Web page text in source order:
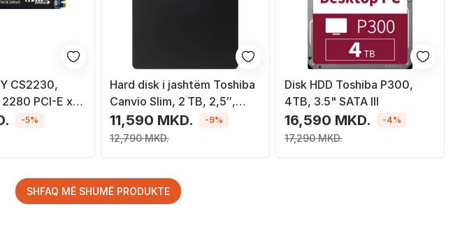
CS2230,
PCI-E x4
-5%
Hard disk i jashtëm Toshiba
Canvio Slim, 2 TB, 2,5″,
USB 3.2 Gen 1, i zi
11,590 MKD.
12,790 MKD.
-9%
Disk HDD Toshiba P300,
4TB, 3.5" SATA III
16,590 MKD.
17,290 MKD.
-4%
SHFAQ MË SHUMË PRODUKTE